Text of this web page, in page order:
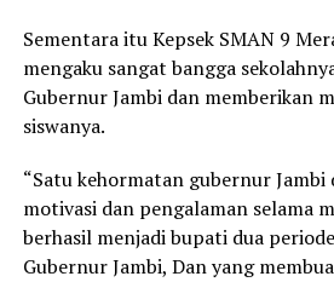
Sementara itu Kepsek SMAN 9
mengaku sangat bangga
Gubernur Jambi dan memberikan
siswanya.
“Satu kehormatan gubernur Jambi
motivasi dan pengalaman selama
berhasil menjadi bupati dua
Gubernur Jambi, Dan yang